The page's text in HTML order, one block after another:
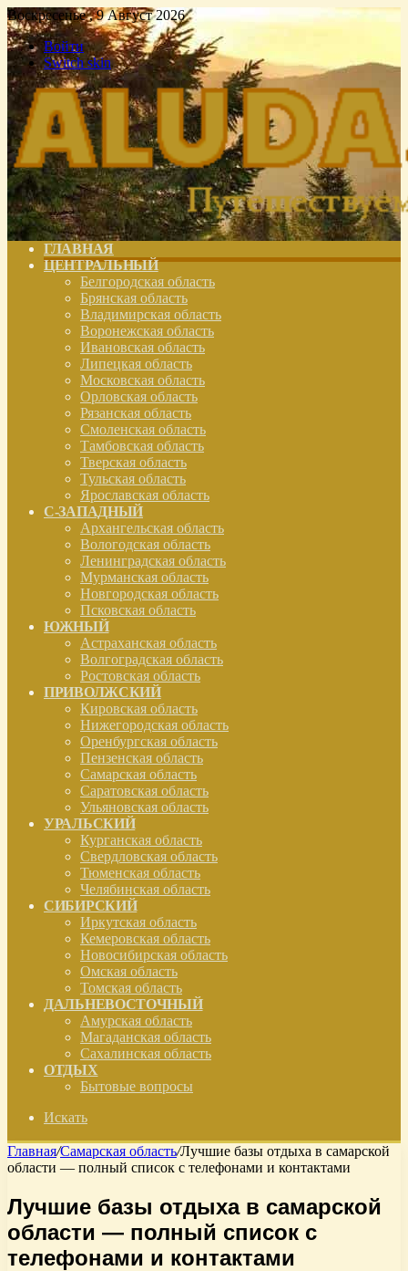
Воскресенье , 9 Август 2026
Войти
Switch skin
ГЛАВНАЯ
ЦЕНТРАЛЬНЫЙ
Белгородская область
Брянская область
Владимирская область
Воронежская область
Ивановская область
Липецкая область
Московская область
Орловская область
Рязанская область
Смоленская область
Тамбовская область
Тверская область
Тульская область
Ярославская область
С-ЗАПАДНЫЙ
Архангельская область
Вологодская область
Ленинградская область
Мурманская область
Новгородская область
Псковская область
ЮЖНЫЙ
Астраханская область
Волгоградская область
Ростовская область
ПРИВОЛЖСКИЙ
Кировская область
Нижегородская область
Оренбургская область
Пензенская область
Самарская область
Саратовская область
Ульяновская область
УРАЛЬСКИЙ
Курганская область
Свердловская область
Тюменская область
Челябинская область
СИБИРСКИЙ
Иркутская область
Кемеровская область
Новосибирская область
Омская область
Томская область
ДАЛЬНЕВОСТОЧНЫЙ
Амурская область
Магаданская область
Сахалинская область
ОТДЫХ
Бытовые вопросы
Искать
Главная/Самарская область/Лучшие базы отдыха в самарской
области — полный список с телефонами и контактами
Лучшие базы отдыха в самарской
области — полный список с
телефонами и контактами